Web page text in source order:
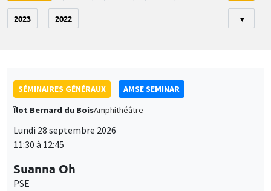
2023 2022 ▼
SÉMINAIRES GÉNÉRAUX
AMSE SEMINAR
Îlot Bernard du BoisAmphithéâtre
Lundi 28 septembre 2026
11:30 à 12:45
Suanna Oh
PSE